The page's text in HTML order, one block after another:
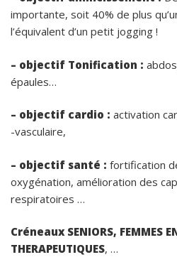
importante, soit 40% de plus
l’équivalent d’un petit jogging !
– objectif Tonification :
épaules…
– objectif cardio : activation
-vasculaire,
– objectif santé : fortification
oxygénation, amélioration des
respiratoires …
Créneaux SENIORS, FEMMES
THERAPEUTIQUES, …